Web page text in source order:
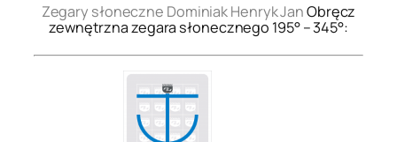
Zegary słoneczne Dominiak Henryk JanObręcz
zewnętrzna zegara słonecznego 195° – 345°: